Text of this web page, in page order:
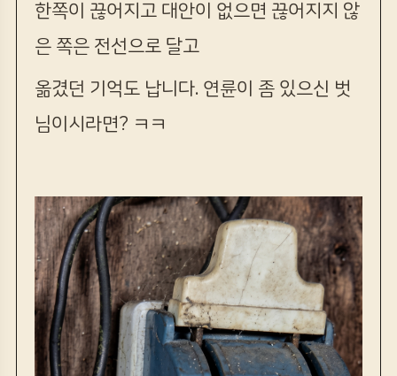
한쪽이 끊어지고 대안이 없으면 끊어지지 않
은 쪽은 전선으로 달고
옮겼던 기억도 납니다. 연륜이 좀 있으신 벗
님이시라면? ㅋㅋ